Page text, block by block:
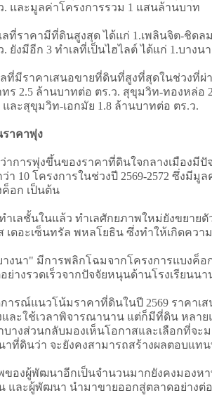
. และมูลค่าโครงการรวม 1 แสนล้านบาท
ที่ราคามีที่ดินสูงสุด ได้แก่ 1.เพลินจิต-ชิดล
ยังมีอีก 3 ทำเลที่เป็นไฮไลต์ ได้แก่ 1.บา
ที่มีราคาเสนอขายที่ดินที่สูงที่สุดในช่วงที่ผ่
ร 2.5 ล้านบาทต่อ ตร.ว. สุขุมวิท-ทองหล่อ
ละสุขุมวิท-เอกมัย 1.8 ล้านบาทต่อ ตร.ว.
าคาพุ่ง
การพุ่งขึ้นของราคาที่ดินใจกลางเมืองมีปั
10 โครงการในช่วงปี 2569-2572 ซึ่งมี
อก เป็นต้น
เลชั้นในแล้ว ทำเลศักยภาพใหม่ยังขยายตั
เดอะเซ็นทรัล พหลโยธิน ซึ่งทำให้เกิดคว
นา" มีการพลิกโฉมจากโครงการแบงค็อ
ย่างรวดเร็วจากปัจจัยหนุนด้านโรงเรียน
รณ์แนวโน้มราคาที่ดินในปี 2569 ราคาเ
และใช้เวลาพิจารณานาน แต่ก็มีที่ดิน หลา
างส่วนกลับมองเห็นโอกาสและเลือกที่จะ
าที่ดินว่า จะยังคงสามารถสร้างผลตอบแท
ของผู้พัฒนาอีกเป็นจำนวนมากยังคงมองห
และผู้พัฒนา นำมาขายออกสู่ตลาดอย่างต่